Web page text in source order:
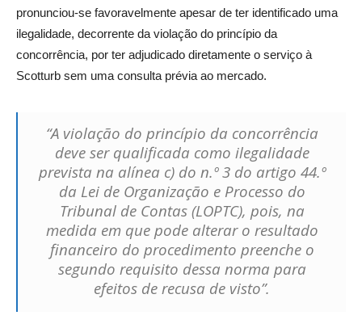
pronunciou-se favoravelmente apesar de ter identificado uma
ilegalidade, decorrente da violação do princípio da
concorrência, por ter adjudicado diretamente o serviço à
Scotturb sem uma consulta prévia ao mercado.
“A violação do princípio da concorrência
deve ser qualificada como ilegalidade
prevista na alínea c)do n.º 3 do artigo 44.º
da Lei de Organização e Processo do
Tribunal de Contas (LOPTC), pois, na
medida em que pode alteraro resultado
financeiro do procedimento preenche o
segundo requisito dessa norma para
efeitos de recusa de visto”.